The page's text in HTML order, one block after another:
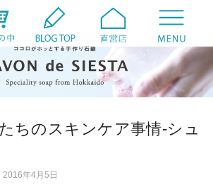
ちのスキンケア事情-シュ
2016年4月5日